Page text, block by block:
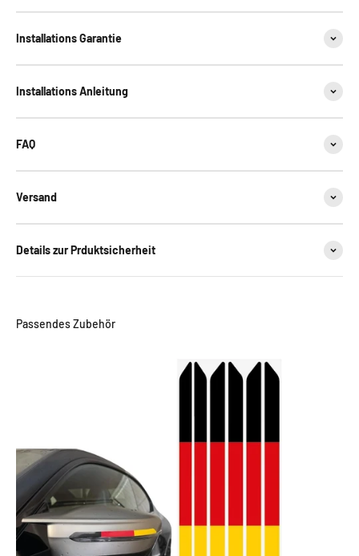
Installations Garantie
Installations Anleitung
FAQ
Versand
Details zur Prduktsicherheit
Passendes Zubehör